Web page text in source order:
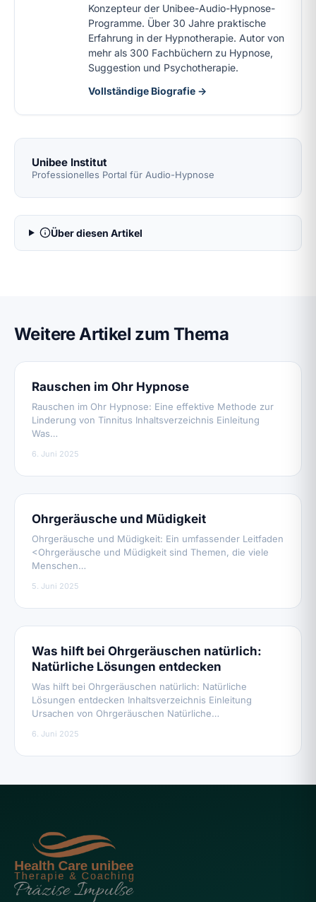
Konzepteur der Unibee-Audio-Hypnose-
Programme. Über 30 Jahre praktische
Erfahrung in der Hypnotherapie. Autor von
mehr als 300 Fachbüchern zu Hypnose,
Suggestion und Psychotherapie.
Vollständige Biografie →
Unibee Institut
Professionelles Portal für Audio-Hypnose
Über diesen Artikel
Weitere Artikel zum Thema
Rauschen im Ohr Hypnose
Rauschen im Ohr Hypnose: Eine effektive Methode zur
Linderung von Tinnitus Inhaltsverzeichnis Einleitung
Was…
6. Juni 2025
Ohrgeräusche und Müdigkeit
Ohrgeräusche und Müdigkeit: Ein umfassender Leitfaden
<Ohrgeräusche und Müdigkeit sind Themen, die viele
Menschen…
5. Juni 2025
Was hilft bei Ohrgeräuschen natürlich:
Natürliche Lösungen entdecken
Was hilft bei Ohrgeräuschen natürlich: Natürliche
Lösungen entdecken Inhaltsverzeichnis Einleitung
Ursachen von Ohrgeräuschen Natürliche…
6. Juni 2025